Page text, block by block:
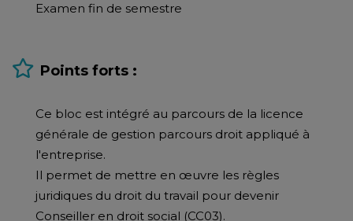
Examen fin de semestre
Points forts :
Ce bloc est intégré au parcours de la licence
générale de gestion parcours droit appliqué à
l'entreprise.
Il permet de mettre en œuvre les règles
juridiques du droit du travail pour devenir
Conseiller en droit social (CC03).